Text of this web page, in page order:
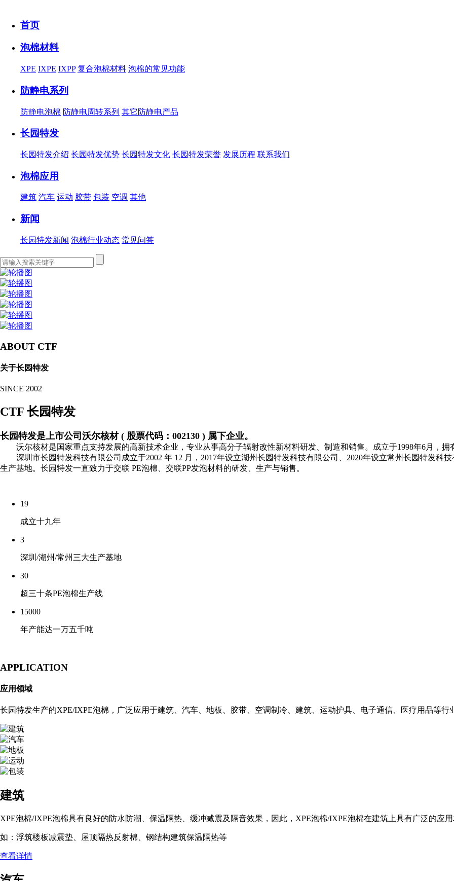
首页
泡棉材料
XPE IXPE IXPP 复合泡棉材料 泡棉的常见功能
防静电系列
防静电泡棉 防静电周转系列 其它防静电产品
长园特发
长园特发介绍 长园特发优势 长园特发文化 长园特发荣誉 发展历程 联系我们
泡棉应用
建筑 汽车 运动 胶带 包装 空调 其他
新闻
长园特发新闻 泡棉行业动态 常见问答
ABOUT CTF
关于长园特发
SINCE 2002
CTF 长园特发
长园特发是上市公司沃尔核材 ( 股票代码：002130 ) 属下企业。
沃尔核材是国家重点支持发展的高新技术企业，专业从事高分子辐射改性新材料研发、制造和销售。成立于1998年6月，拥
深圳市长园特发科技有限公司成立于2002 年 12 月，2017年设立湖州长园特发科技有限公司、2020年设立常州长园特发科
生产基地。长园特发一直致力于交联 PE泡棉、交联PP发泡材料的研发、生产与销售。
19
成立十九年
3
深圳/湖州/常州三大生产基地
30
超三十条PE泡棉生产线
15000
年产能达一万五千吨
APPLICATION
应用领域
长园特发生产的XPE/IXPE泡棉，广泛应用于建筑、汽车、地板、胶带、 空调制冷、建筑、运动护具、 电子通信、医疗用品等行
建筑
XPE泡棉/IXPE泡棉具有良好的防水防潮、保温隔热、缓冲减震及隔音效果，因此，XPE泡棉/IXPE泡棉在建筑上具有广泛的应
如：浮筑楼板减震垫、屋顶隔热反射棉、钢结构建筑保温隔热等
查看详情